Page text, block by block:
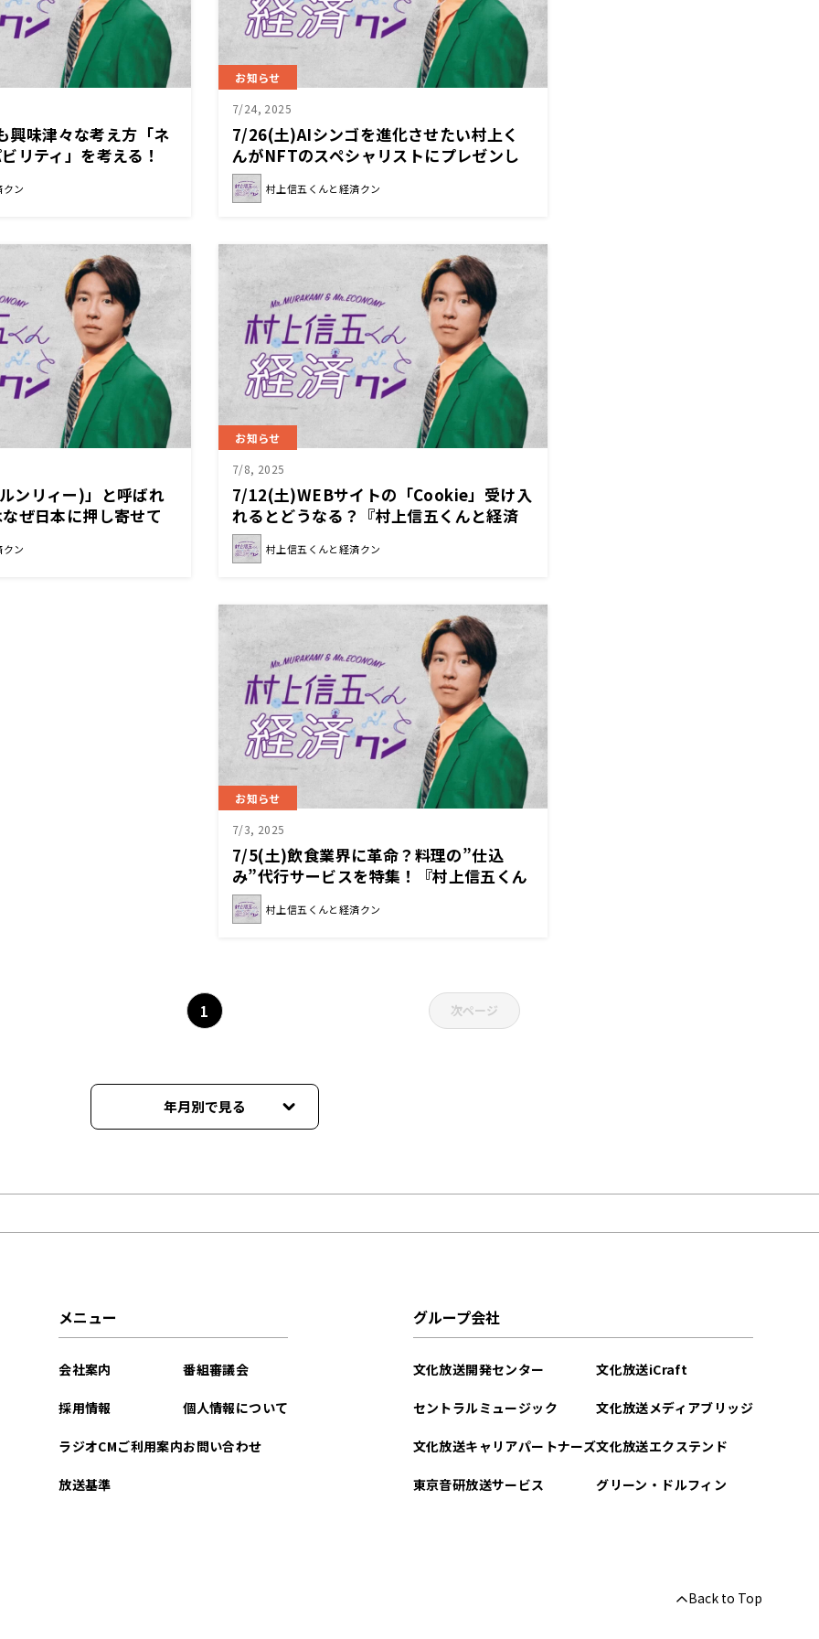
興味津々な考え方「ネ
リティ」を考える！
済クン』
ン
お知らせ
7/24, 2025
7/26(土)AIシンゴを進化させたい村上く
んがNFTのスペシャリストにプレゼンし
ます！『村上信五くんと経済クン』
村上信五くんと経済クン
ンリィー)」と呼ばれ
ぜ日本に押し寄せて
五くんと経済クン』
ン
お知らせ
7/8, 2025
7/12(土)WEBサイトの「Cookie」受け入
れるとどうなる？『村上信五くんと経済
クン』
村上信五くんと経済クン
お知らせ
7/3, 2025
7/5(土)飲食業界に革命？料理の”仕込
み”代行サービスを特集！『村上信五くん
と経済クン』
村上信五くんと経済クン
1 次ページ
年月別で見る
2025年08月
2025年07月
メニュー
会社案内
採用情報
ラジオCMご利用案内
放送基準
番組審議会
個人情報について
お問い合わせ
グループ会社
文化放送開発センター
セントラルミュージック
文化放送キャリアパートナーズ
東京音研放送サービス
文化放送iCraft
文化放送メディアブリッジ
文化放送エクステンド
グリーン・ドルフィン
Back to Top